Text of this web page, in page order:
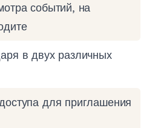
событий, на
в двух различных
для приглашения